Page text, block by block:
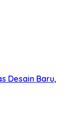
Desain Baru,